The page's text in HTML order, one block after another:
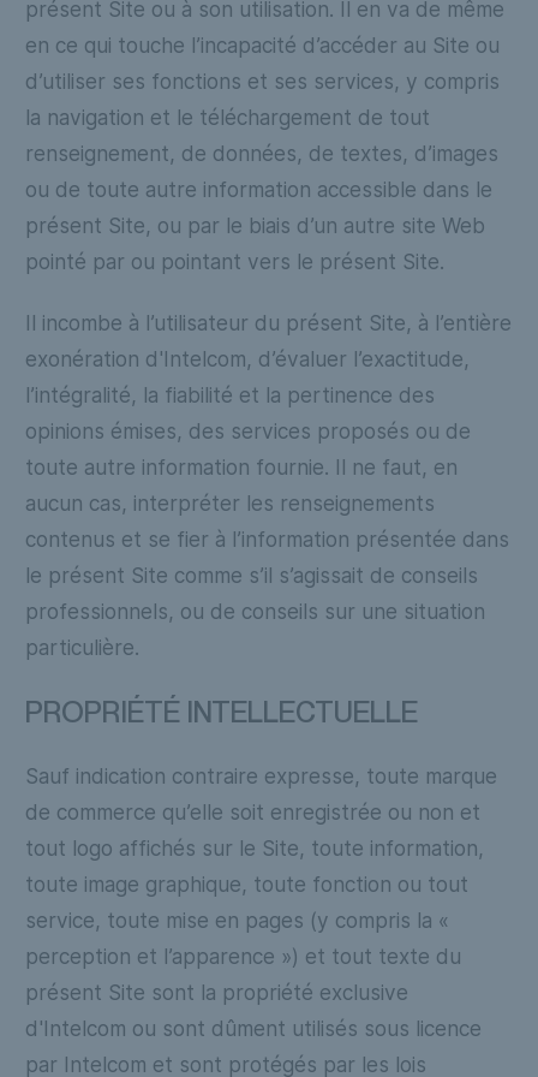
présent Site ou à son utilisation. Il en va de même
en ce qui touche l’incapacité d’accéder au Site ou
d’utiliser ses fonctions et ses services, y compris
la navigation et le téléchargement de tout
renseignement, de données, de textes, d’images
ou de toute autre information accessible dans le
présent Site, ou par le biais d’un autre site Web
pointé par ou pointant vers le présent Site.
Il incombe à l’utilisateur du présent Site, à l’entière
exonération d'Intelcom, d’évaluer l’exactitude,
l’intégralité, la fiabilité et la pertinence des
opinions émises, des services proposés ou de
toute autre information fournie. Il ne faut, en
aucun cas, interpréter les renseignements
contenus et se fier à l’information présentée dans
le présent Site comme s’il s’agissait de conseils
professionnels, ou de conseils sur une situation
particulière.
PROPRIÉTÉ INTELLECTUELLE
Sauf indication contraire expresse, toute marque
de commerce qu’elle soit enregistrée ou non et
tout logo affichés sur le Site, toute information,
toute image graphique, toute fonction ou tout
service, toute mise en pages (y compris la «
perception et l’apparence ») et tout texte du
présent Site sont la propriété exclusive
d'Intelcom ou sont dûment utilisés sous licence
par Intelcom et sont protégés par les lois